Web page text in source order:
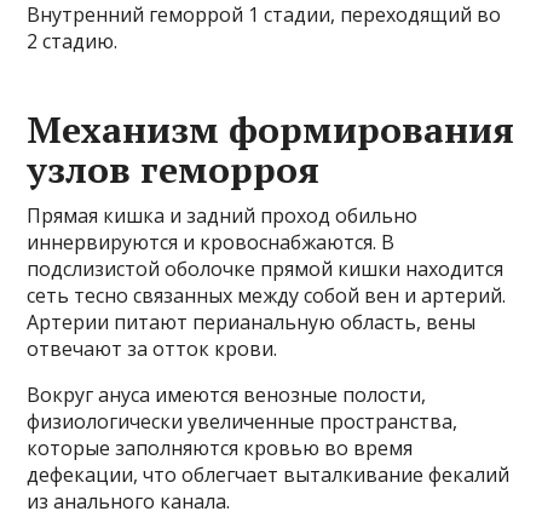
Внутренний геморрой 1 стадии, переходящий во
2 стадию.
Механизм формирования
узлов геморроя
Прямая кишка и задний проход обильно
иннервируются и кровоснабжаются. В
подслизистой оболочке прямой кишки находится
сеть тесно связанных между собой вен и артерий.
Артерии питают перианальную область, вены
отвечают за отток крови.
Вокруг ануса имеются венозные полости,
физиологически увеличенные пространства,
которые заполняются кровью во время
дефекации, что облегчает выталкивание фекалий
из анального канала.